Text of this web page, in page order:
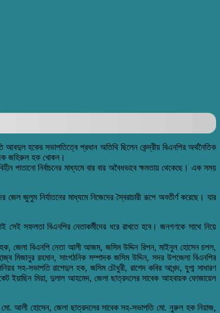
আবদুল হকের সভাপতিত্বে প্রধান অতিথি ছিলেন কেন্দ্রীয় বিএনপির অর্থনৈতিক
জহিরুল হক খোকন।
পাতানো নির্বাচনের মাধ্যমে বার বার অবৈধভাবে ক্ষমতায় থেকেছে। এক সময়
জুলুম নির্যাতনের মাধ্যমে নিজেদের স্বৈরাচারী রূপে অবতীর্ণ করেছে। যার
সফলতা বিএনপির নেতাকর্মীদের ধরে রাখতে হবে। জনগণকে সাথে নিয়ে
হক, জেলা বিএনপি নেতা আলী আজম, জসিম উদ্দিন রিপন, মাইনুল হোসেন চপল,
মিজানুর রহমান, সাংগঠনিক সম্পাদক জসিম উদ্দিন, সদর উপজেলা বিএনপির
সহ-সভাপতি রাশেদুল হক, জসিম চৌধুরী, রাশেদ কবির আখন্দ, যুগ্ম সাধারণ
মিয়া, দুলাল আহমেদ, জেলা ছাত্রদলের সাবেক আহবায়ক ফোজায়েল
মো. আলী হোসেন, জেলা ছাত্রদলের সাবেক সহ-সভাপতি মো. নুরুল হক নিয়াজ,